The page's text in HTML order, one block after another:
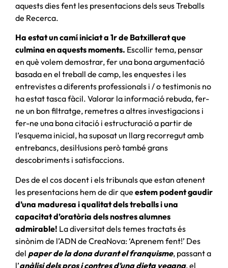
aquests dies fent les presentacions dels seus Treballs
de Recerca.
Ha estat un camí iniciat a 1r de Batxillerat que
culmina en aquests moments. Escollir tema, pensar
en què volem demostrar, fer una bona argumentació
basada en el treball de camp, les enquestes i les
entrevistes a diferents professionals i / o testimonis no
ha estat tasca fàcil. Valorar la informació rebuda, fer-
ne un bon filtratge, remetres a altres investigacions i
fer-ne una bona citació i estructuració a partir de
l’esquema inicial, ha suposat un llarg recorregut amb
entrebancs, desil·lusions però també grans
descobriments i satisfaccions.
Des de el cos docent i els tribunals que estan atenent
les presentacions hem de dir que estem podent gaudir
d’una maduresa i qualitat dels treballs i una
capacitat d’oratòria dels nostres alumnes
admirable! La diversitat dels temes tractats és
sinònim de l’ADN de CreaNova: ‘Aprenem fent!’ Des
del paper de la dona durant el franquisme, passant a
l’anàlisi dels pros i contres d’una dieta vegana, el